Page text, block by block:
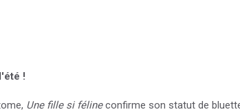
!
Une fille si félineconfirme son statut de